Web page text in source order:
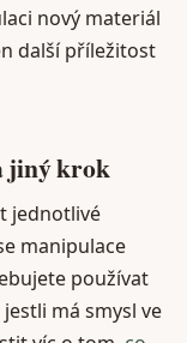
nový materiál
další příležitost
jiný krok
jednotlivé
manipulace
používat
má smysl ve